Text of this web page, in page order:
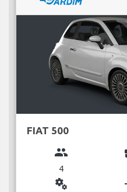
FIAT 500
group
4
miscellaneous_services